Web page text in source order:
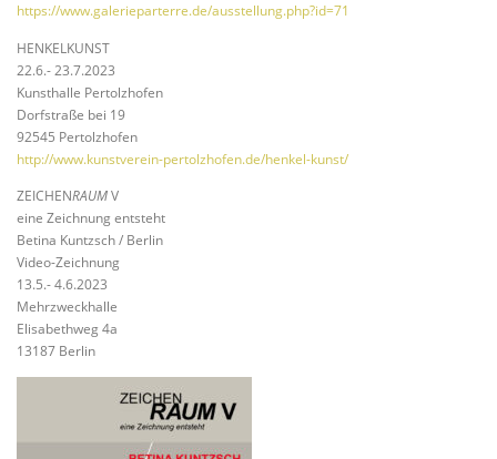
https://www.galerieparterre.de/ausstellung.php?id=71
HENKELKUNST
22.6.- 23.7.2023
Kunsthalle Pertolzhofen
Dorfstraße bei 19
92545 Pertolzhofen
http://www.kunstverein-pertolzhofen.de/henkel-kunst/
ZEICHENRAUMV
eine Zeichnung entsteht
Betina Kuntzsch / Berlin
Video-Zeichnung
13.5.- 4.6.2023
Mehrzweckhalle
Elisabethweg 4a
13187 Berlin